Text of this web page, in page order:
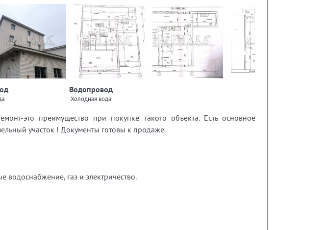
Водопровод
Холодная вода
это преимущество при покупке такого объекта. Есть основное
участок ! Документы готовы к продаже.
водоснабжение, газ и электричество.